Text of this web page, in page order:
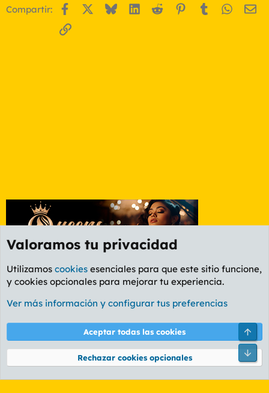
Compartir: Facebook BlueskyLinkedIn
Reddit Pinterest
Tumblr
Enlace
Foro Ocio y Cultura
Cookies
PL OLDSTYLE AMARILLO
Términos y reglas Política de privacidad Ayuda
Community platform by XenForo® © 2010-2026 XenForo Ltd.
Valoramos tu privacidad
Utilizamos cookies esenciales para que este sitio funcione,
y cookies opcionales para mejorar tu experiencia.
Ver más información y configurar tus preferencias
Aceptar todas las cookies
Rechazar cookies opcionales
Pie